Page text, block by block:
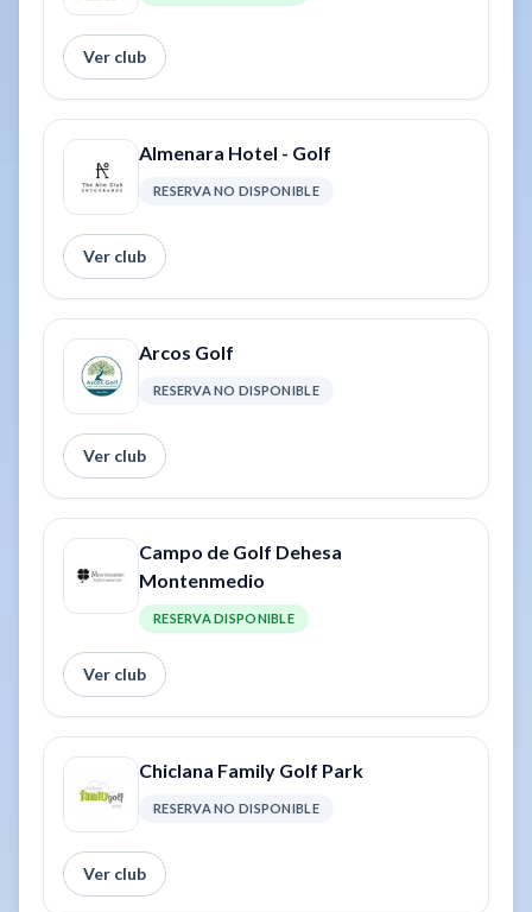
Ver club
Almenara Hotel - Golf
RESERVA NO DISPONIBLE
Ver club
Arcos Golf
RESERVA NO DISPONIBLE
Ver club
Campo de Golf Dehesa
Montenmedio
RESERVA DISPONIBLE
Ver club
Chiclana Family Golf Park
RESERVA NO DISPONIBLE
Ver club